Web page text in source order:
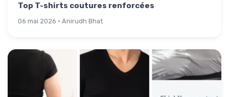
Top T-shirts coutures renforcées
06 mai 2026 · Anirudh Bhat